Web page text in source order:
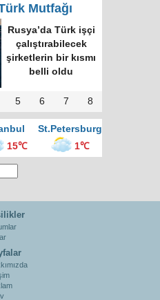
Mutfağı
5 6 7 8
St.Petersburg
15℃ 1℃